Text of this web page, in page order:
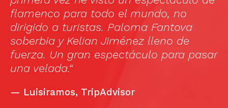
flamenco para todo el mundo, no
dirigido a turistas. Paloma Fantova
soberbia y Kelian Jiménez lleno de
fuerza. Un gran espectáculo para pasar
una velada.“
— Luisiramos, TripAdvisor